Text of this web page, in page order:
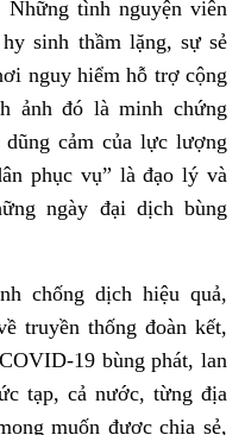
tình nguyện viên
sinh thầm lặng, sự sẻ
nguy hiểm hỗ trợ cộng
ảnh đó là minh chứng
cảm của lực lượng
phục vụ” là đạo lý và
ngày đại dịch bùng
chống dịch hiệu quả,
truyền thống đoàn kết,
19 bùng phát, lan
tạp, cả nước, từng địa
muốn được chia sẻ,